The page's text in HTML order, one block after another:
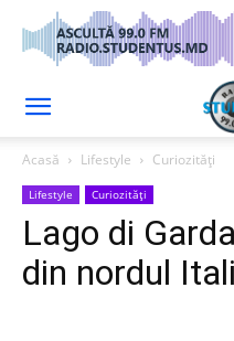
Acasă Lifestyle Curiozități
Lifestyle Curiozități
Lago di
din nordul